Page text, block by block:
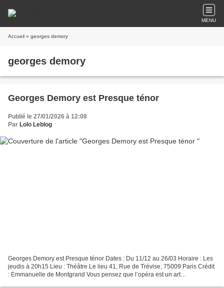
MENU
Accueil » georges demory
georges demory
Georges Demory est Presque ténor
Publié le 27/01/2026 à 12:08
Par Lolo Leblog
Georges Demory est Presque ténor Dates : Du 11/12 au 26/03 Horaire : Les
jeudis à 20h15 Lieu : Théâtre Le lieu 41, Rue de Trévise, 75009 Paris Crédit
: Emmanuelle de Montgrand Vous pensez que l’opéra est un art